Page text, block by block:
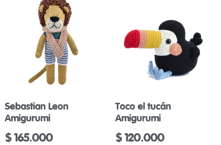
Sebastian Leon
Amigurumi
$165.000
Toco el tucán
Amigurumi
$120.000